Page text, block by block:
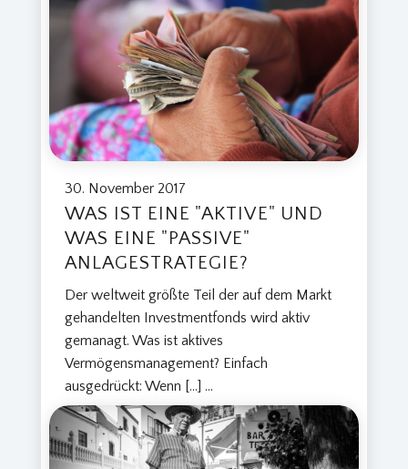
30. November 2017
WAS IST EINE "AKTIVE" UND
WAS EINE "PASSIVE"
ANLAGESTRATEGIE?
Der weltweit größte Teil der auf dem Markt
gehandelten Investmentfonds wird aktiv
gemanagt. Was ist aktives
Vermögensmanagement? Einfach
ausgedrückt: Wenn […] ...